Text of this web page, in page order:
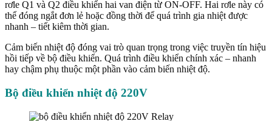
rơle Q1 và Q2 điều khiển hai van điện từ ON-OFF. Hai rơle này có
thể đóng ngắt đơn lẻ hoặc đồng thời để quá trình gia nhiệt được
nhanh – tiết kiêm thời gian.
Cảm biến nhiệt độ đóng vai trò quan trọng trong việc truyền tín hiệu
hồi tiếp về bộ điều khiển. Quá trình điều khiển chính xác – nhanh
hay chậm phụ thuộc một phần vào cảm biến nhiệt độ.
Bộ điều khiển nhiệt độ 220V